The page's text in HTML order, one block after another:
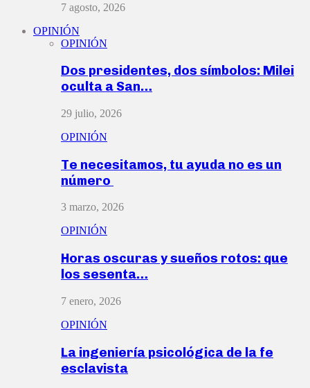
7 agosto, 2026
OPINIÓN
OPINIÓN
Dos presidentes, dos símbolos: Milei
oculta a San…
29 julio, 2026
OPINIÓN
Te necesitamos, tu ayuda no es un
número
3 marzo, 2026
OPINIÓN
Horas oscuras y sueños rotos: que
los sesenta…
7 enero, 2026
OPINIÓN
La ingeniería psicológica de la fe
esclavista